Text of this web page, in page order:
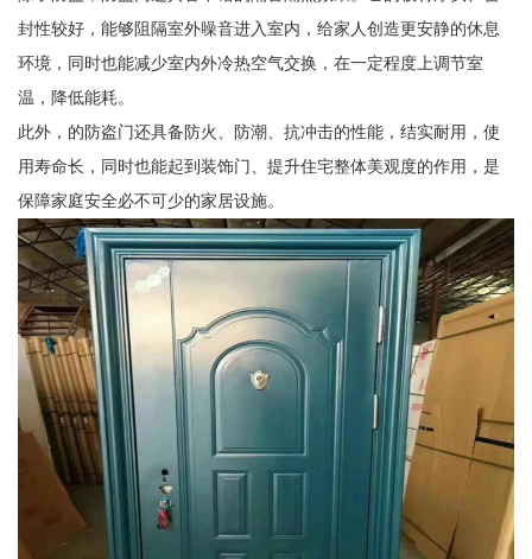
封性较好，能够阻隔室外噪音进入室内，给家人创造更安静的休息
环境，同时也能减少室内外冷热空气交换，在一定程度上调节室
温，降低能耗。
此外，的防盗门还具备防火、防潮、抗冲击的性能，结实耐用，使
用寿命长，同时也能起到装饰门、提升住宅整体美观度的作用，是
保障家庭安全必不可少的家居设施。